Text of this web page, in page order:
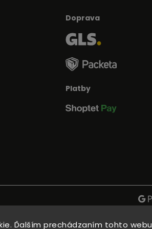
Ďalším prechádzaním tohto webu
Doprava
Platby